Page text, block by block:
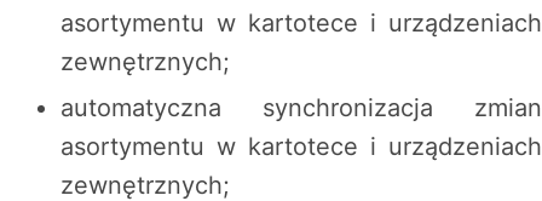
asortymentu w kartotece i urządzeniach
zewnętrznych;
automatyczna synchronizacja zmian
asortymentu w kartotece i urządzeniach
zewnętrznych;